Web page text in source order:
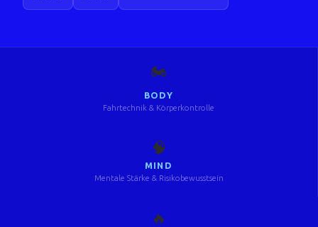
🏍️
BODY
Fahrtechnik & Körperkontrolle
🧠
MIND
Mentale Stärke & Risikobewusstsein
🔥